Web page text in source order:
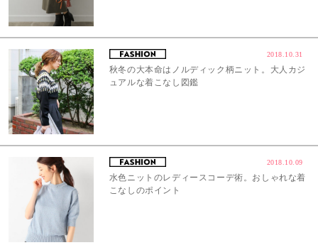
2018.10.31
秋冬の大本命はノルディック柄ニット。大人カジ
ュアルな着こなし図鑑
2018.10.09
水色ニットのレディースコーデ術。おしゃれな着
こなしのポイント